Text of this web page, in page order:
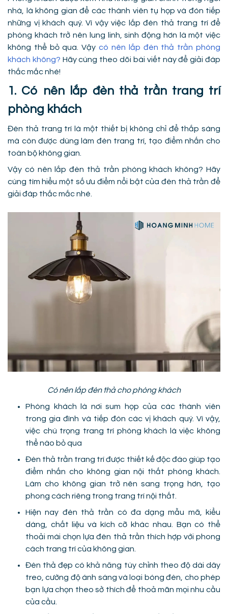
nhà, là không gian để các thành viên tụ họp và đón tiếp
những vị khách quý. Vì vậy việc lắp đèn thả trang trí để
phòng khách trở nên lung linh, sinh động hơn là một việc
không thể bỏ qua. Vậycó nên lắp đèn thả trần phòng
khách không? Hãy cùng theo dõi bài viết này để giải đáp
thắc mắc nhé!
1. Có nên lắp đèn thả trần trang trí
phòng khách
Đèn thả trang trí là một thiết bị không chỉ để thắp sáng
mà còn được dùng làm đèn trang trí, tạo điểm nhấn cho
toàn bộ không gian.
Vậy có nên lắp đèn thả trần phòng khách không? Hãy
cùng tìm hiểu một số ưu điểm nổi bật của đèn thả trần để
giải đáp thắc mắc nhé.
Có nên lắp đèn thả cho phòng khách
Phòng khách là nơi sum họp của các thành viên
trong gia đình và tiếp đón các vị khách quý. Vì vậy,
việc chú trọng trang trí phòng khách là việc không
thể nào bỏ qua
Đèn thả trần trang trí được thiết kế độc đáo giúp tạo
điểm nhấn cho không gian nội thất phòng khách.
Làm cho không gian trở nên sang trọng hơn, tạo
phong cách riêng trong trang trí nội thất.
Hiện nay đèn thả trần có đa dạng mẫu mã, kiểu
dáng, chất liệu và kích cỡ khác nhau. Bạn có thể
thoải mái chọn lựa đèn thả trần thích hợp với phong
cách trang trí của không gian.
Đèn thả đẹp có khả năng tùy chỉnh theo độ dài dây
treo, cường độ ánh sáng và loại bóng đèn, cho phép
bạn lựa chọn theo sở thích để thoả mãn mọi nhu cầu
của cầu.